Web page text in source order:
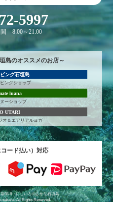
5997
8:00～21:00
島のオススメのお店～
ング石垣島
ングショップ
luana
ーショップ
UTARI
オ＆エアリアルヨガ
ード払い）対応
垣98-6にじいろのさかな石垣島
sakana. All Rights Reserved.